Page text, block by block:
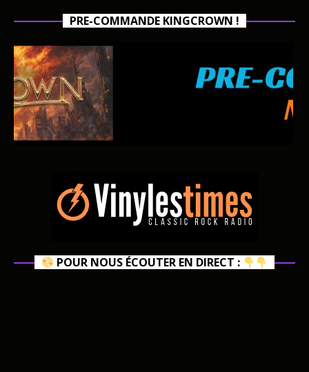
PRE-COMMANDE KINGCROWN !
POUR NOUS ÉCOUTER EN DIRECT :